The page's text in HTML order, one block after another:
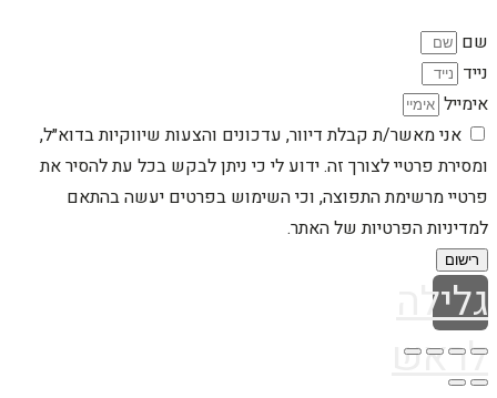
שם
נייד
אימייל
אני מאשר/ת קבלת דיוור, עדכונים והצעות שיווקיות בדוא״ל,
ומסירת פרטיי לצורך זה. ידוע לי כי ניתן לבקש בכל עת להסיר את
פרטיי מרשימת התפוצה, וכי השימוש בפרטים יעשה בהתאם
למדיניות הפרטיות של האתר.
רישום
גלילה
לראש